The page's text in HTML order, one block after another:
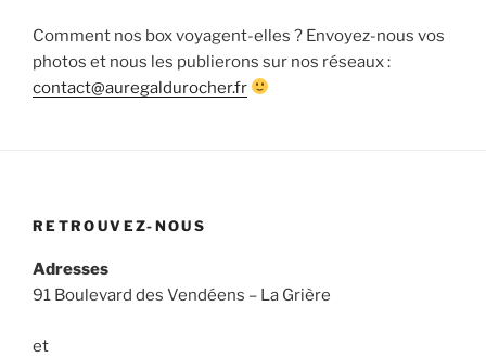
Comment nos box voyagent-elles ? Envoyez-nous vos
photos et nous les publierons sur nos réseaux :
contact@auregaldurocher.fr
RETROUVEZ-NOUS
Adresses
91 Boulevard des Vendéens – La Grière
et